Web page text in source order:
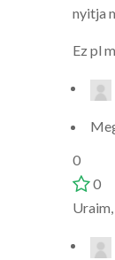
nyitja
Ez pl
0
0